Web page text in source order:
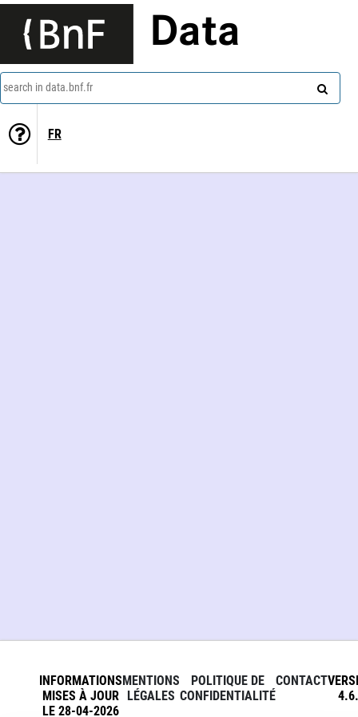
Data
search in data.bnf.fr
FR
INFORMATIONS
MISES À JOUR
LE 28-04-2026
MENTIONS
LÉGALES
POLITIQUE DE
CONFIDENTIALITÉ
CONTACT